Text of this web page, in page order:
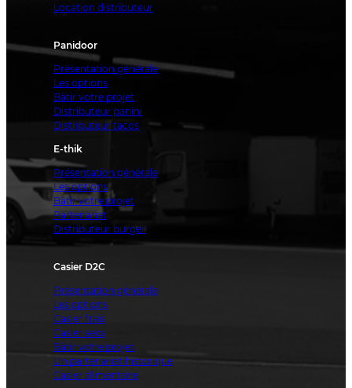
Location distributeur
Panidoor
Présentation générale
Les options
Bâtir votre projet
Distributeur panini
Distributeur tacos
E-thik
Présentation générale
Les options
Bâtir votre projet
Partenariat
Distributeur burger
Casier D2C
Présentation générale
Les options
Casier frais
Casier secs
Bâtir votre projet
Un partenariat historique
Casier alimentaire